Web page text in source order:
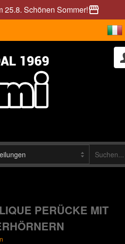
25.8. Schönen Sommer!storefront
PERÜCKE MIT